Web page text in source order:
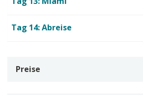
Tag 14: Abreise
Preise